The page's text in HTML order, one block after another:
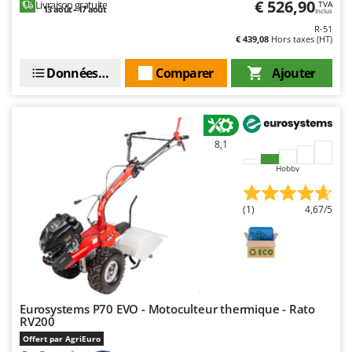
Resto Italia
Ritter
Rover Pompe
Royal Food
Ryobi
S.T.P.
Sbaraglia
Schnitzer
Livraison gratuite
13 août - 17 août € 526,90 TVA
Inclus
R-51
€ 439,08 Hors taxes (HT)
Ajouter
Comparer
Données techniques
8,1
Hobby
(1) 4,67/5
Eurosystems P70 EVO - Motoculteur thermique - Rato
RV200
Offert par AgriEuro